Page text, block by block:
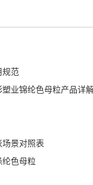
规范
业锦纶色母粒产品详
景对照表
色母粒